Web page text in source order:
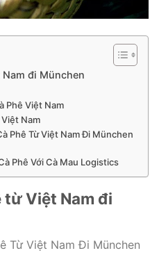
đi München
Phê Việt Nam
Nam
Phê Từ Việt Nam Đi München
Phê Với Cà Mau Logistics
từ Việt Nam đi
Từ Việt Nam Đi München